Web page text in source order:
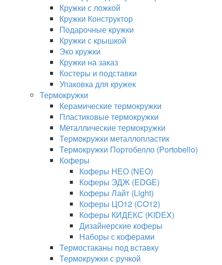
Кружки с ложкой
Кружки Конструктор
Подарочные кружки
Кружки с крышкой
Эко кружки
Кружки на заказ
Костеры и подставки
Упаковка для кружек
Термокружки
Керамические термокружки
Пластиковые термокружки
Металлические термокружки
Термокружки металлопластик
Термокружки Портобелло (Portobello)
Коферы
Коферы НЕО (NEO)
Коферы ЭДЖ (EDGE)
Коферы Лайт (Light)
Коферы ЦО12 (CO12)
Коферы КИДЕКС (KIDEX)
Дизайнерские коферы
Наборы с коферами
Термостаканы под вставку
Термокружки с ручкой